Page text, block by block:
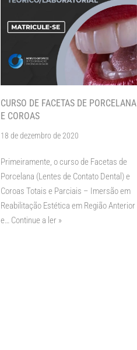
CURSO DE FACETAS DE PORCELANA
E COROAS
18 de dezembro de 2020
Primeiramente, o curso de Facetas de
Porcelana (Lentes de Contato Dental) e
Coroas Totais e Parciais – Imersão em
Reabilitação Estética em Região Anterior
e… Continue a ler »